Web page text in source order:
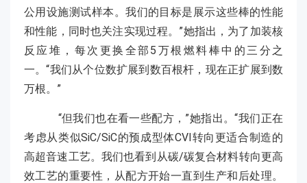
公用设施测试样本。我们的目标是展示这些棒的性能
和性能，同时也关注实现过程。”她指出，为了加装核
反应堆，每次更换全部5万根燃料棒中的三分之
一。“我们从个位数扩展到数百根杆，现在正扩展到数
万根。”
“但我们也在看一些配方，”她指出。“我们正在
考虑从类似SiC/SiC的预成型体CVI转向更适合制造的
高超音速工艺。我们也看到从碳/碳复合材料转向更高
效工艺的重要性，从配方开始一直到生产和后处理。